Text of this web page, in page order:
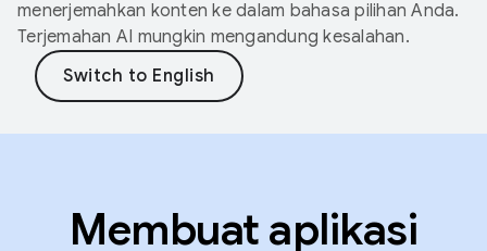
menerjemahkan konten ke dalam bahasa pilihan Anda.
Terjemahan AI mungkin mengandung kesalahan.
Membuat aplikasi